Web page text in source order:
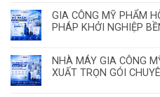
GIA CÔNG MỸ PHẨM
PHÁP KHỞI NGHIỆP
NHÀ MÁY GIA CÔNG
XUẤT TRỌN GÓI